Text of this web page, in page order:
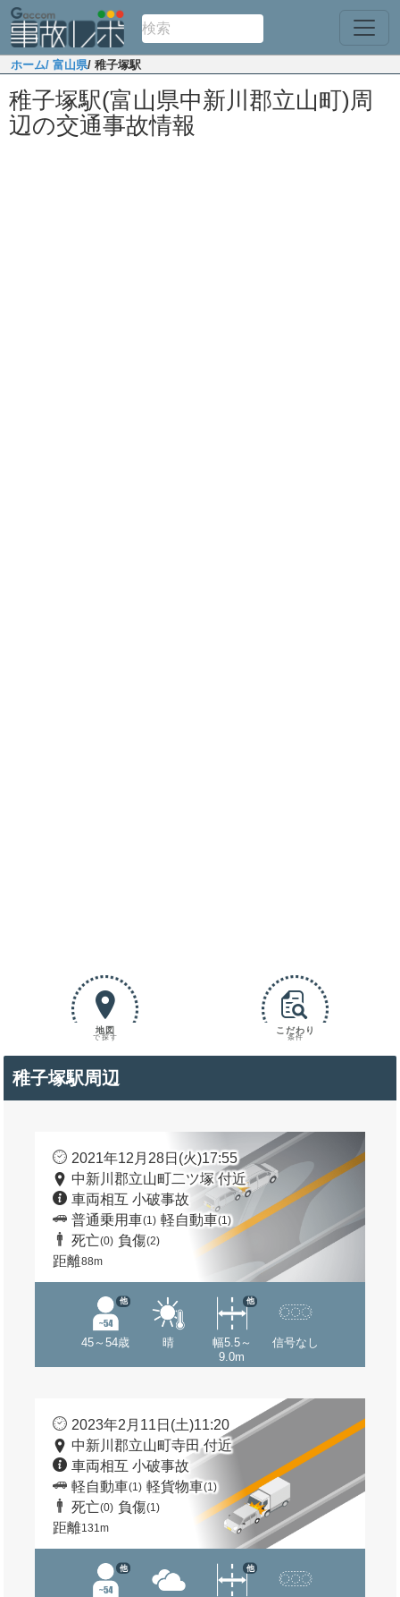
ホーム/ 富山県/ 稚子塚駅
稚子塚駅(富山県中新川郡立山町)周
辺の交通事故情報
地図
で探す
こだわり
条件
稚子塚駅周辺
2021年12月28日(火)17:55
中新川郡立山町二ツ塚 付近
車両相互 小破事故
普通乗用車(1) 軽自動車(1)
死亡(0) 負傷(2)
距離88m
45～54歳
他
晴
幅5.5～
9.0m
他
信号なし
2023年2月11日(土)11:20
中新川郡立山町寺田 付近
車両相互 小破事故
軽自動車(1) 軽貨物車(1)
死亡(0) 負傷(1)
距離131m
他 他